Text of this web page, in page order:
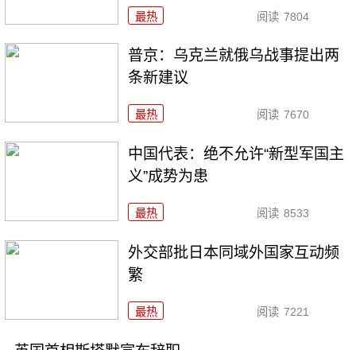
最热 阅读 7804
普京：乌克兰就俄乌战事提出两
条新建议
最热 阅读 7670
中国代表：绝不允许“新型军国主
义”成势为患
最热 阅读 8533
外交部批日本同域外国家互动频
繁
最热 阅读 7221